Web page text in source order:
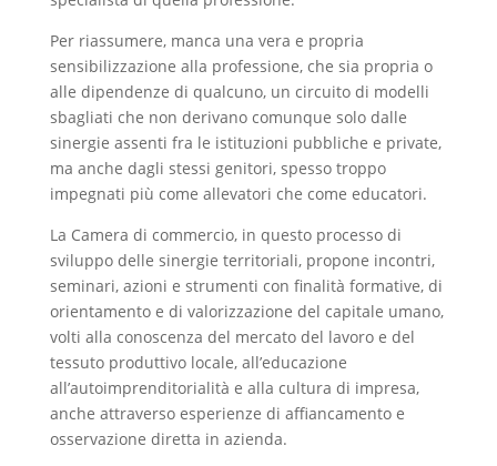
Per riassumere, manca una vera e propria
sensibilizzazione alla professione, che sia propria o
alle dipendenze di qualcuno, un circuito di modelli
sbagliati che non derivano comunque solo dalle
sinergie assenti fra le istituzioni pubbliche e private,
ma anche dagli stessi genitori, spesso troppo
impegnati più come allevatori che come educatori.
La Camera di commercio, in questo processo di
sviluppo delle sinergie territoriali, propone incontri,
seminari, azioni e strumenti con finalità formative, di
orientamento e di valorizzazione del capitale umano,
volti alla conoscenza del mercato del lavoro e del
tessuto produttivo locale, all’educazione
all’autoimprenditorialità e alla cultura di impresa,
anche attraverso esperienze di affiancamento e
osservazione diretta in azienda.